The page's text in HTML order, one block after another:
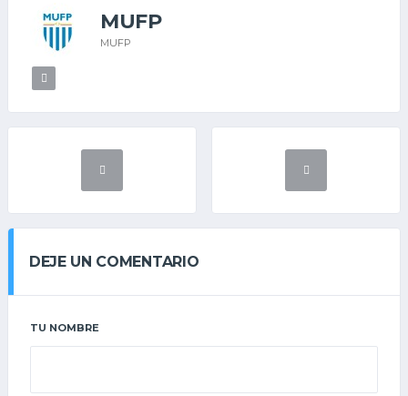
MUFP
MUFP
DEJE UN COMENTARIO
TU NOMBRE